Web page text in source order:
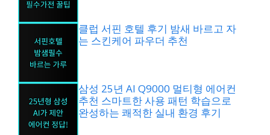
클럽 서핀 호텔 후기 밤새 바르고 자
는 스킨케어 파우더 추천
삼성 25년 AI Q9000 멀티형 에어컨
추천 스마트한 사용 패턴 학습으로
완성하는 쾌적한 실내 환경 후기